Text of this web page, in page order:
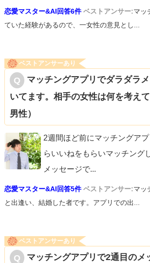
恋愛マスター&AI回答6件 ベストアンサー:マッ
ていた経験があるので、一女性の意見とし...
ベストアンサーあり
マッチングアプリでダラダラ
いてます。相手の女性は何を考え
男性）
2週間ほど前にマッチングア
らいいねをもらいマッチング
メッセージで...
恋愛マスター&AI回答5件 ベストアンサー:マッ
と出逢い、結婚した者です。アプリでの出...
ベストアンサーあり
マッチングアプリで2通目のメ